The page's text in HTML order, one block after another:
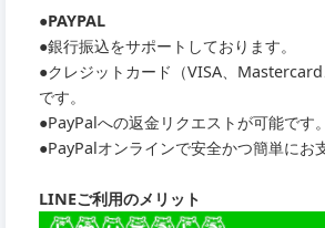
●PAYPAL
●銀行振込をサポートしております。
●クレジットカード（VISA、Mastercard
です。
●PayPalへの返金リクエストが可能です。
●PayPalオンラインで安全かつ簡単にお
LINEご利用のメリット